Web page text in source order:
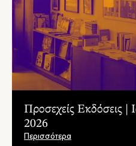
Προσεχείς Εκδόσεις |
2026
Περισσότερα